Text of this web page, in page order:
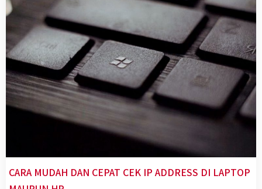
CARA MUDAH DAN CEPAT CEK IP ADDRESS DI LAPTOP